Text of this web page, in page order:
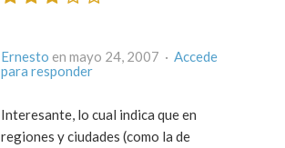
Ernesto en mayo 24, 2007 · Accede
para responder
Interesante, lo cual indica que en
regiones y ciudades (como la de